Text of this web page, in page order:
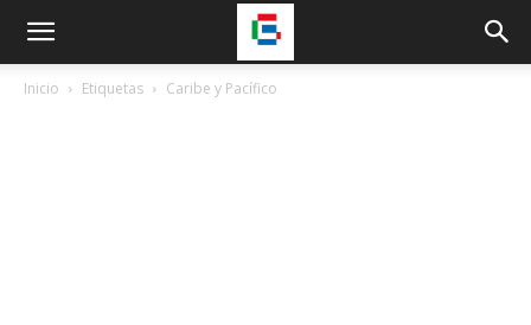
Inicio Etiquetas Caribe y Pacífico